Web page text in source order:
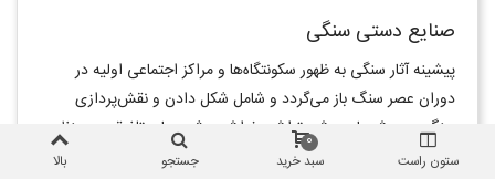
صنایع دستی سنگی
پيشينه آثار سنگی به ظهور سکونتگاه‌ها و مراکز اجتماعی اوليه در
دوران عصر سنگ باز می‌گردد و شامل شکل دادن و نقش‌پردازی
سنگ به روش‌های برش، تراش، خراش و شیوه‌های تلفيقی به منظور
ساخت و تزيين اشياء با ابزارهای مختلف می‌شود. اين هنر در طول
ستون راست سبد خرید
0
جستجو بالا